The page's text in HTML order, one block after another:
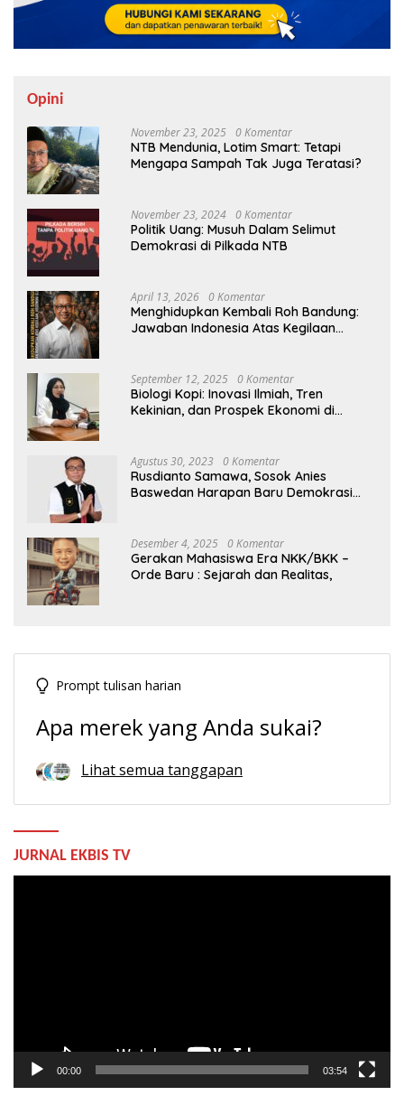
Opini
November 23, 2025 0 Komentar
NTB Mendunia, Lotim Smart: Tetapi
Mengapa Sampah Tak Juga Teratasi?
November 23, 2024 0 Komentar
Politik Uang: Musuh Dalam Selimut
Demokrasi di Pilkada NTB
April 13, 2026 0 Komentar
Menghidupkan Kembali Roh Bandung:
Jawaban Indonesia Atas Kegilaan
September 12, 2025 0 Komentar
Biologi Kopi: Inovasi Ilmiah, Tren
Kekinian, dan Prospek Ekonomi di
Agustus 30, 2023 0 Komentar
Rusdianto Samawa, Sosok Anies
Baswedan Harapan Baru Demokrasi
Desember 4, 2025 0 Komentar
Gerakan Mahasiswa Era NKK/BKK –
Orde Baru : Sejarah dan Realitas,
Prompt tulisan harian
Apa merek yang Anda sukai?
Lihat semua tanggapan
JURNAL EKBIS TV
00:00 03:54